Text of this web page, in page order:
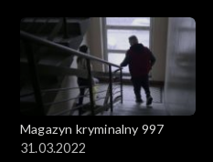
Magazyn kryminalny 997
31.03.2022